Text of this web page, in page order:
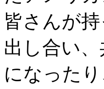
皆さんが
出し合い
になった